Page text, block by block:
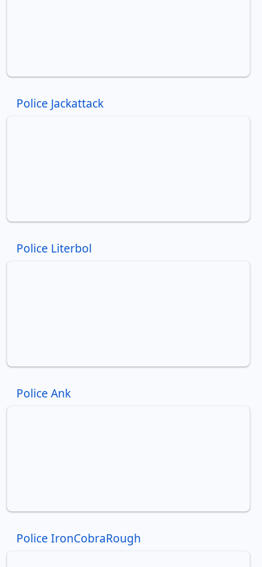
Police Jackattack
Police Literbol
Police Ank
Police IronCobraRough